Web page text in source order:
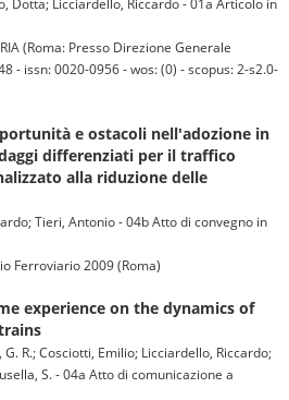
(Roma: Presso Direzione Generale
- issn: 0020-0956 - wos: (0) - scopus: 2-s2.0-
e ostacoli nell'adozione in
differenziati per il traffico
alla riduzione delle
Tieri, Antonio - 04b Atto di convegno in
Ferroviario 2009 (Roma)
experience on the dynamics of
R.; Cosciotti, Emilio; Licciardello, Riccardo;
S. - 04a Atto di comunicazione a